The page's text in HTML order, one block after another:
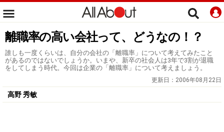
離職率の高い会社って、どうなの！？
誰しも一度くらいは、自分の会社の「離職率」について考えてみたこと
があるのではないでしょうか。いまや、新卒の社会人は3年で3割が退職
をしてしまう時代。今回は企業の「離職率」について考えましょう。
更新日： 2006年08月22日
高野 秀敏